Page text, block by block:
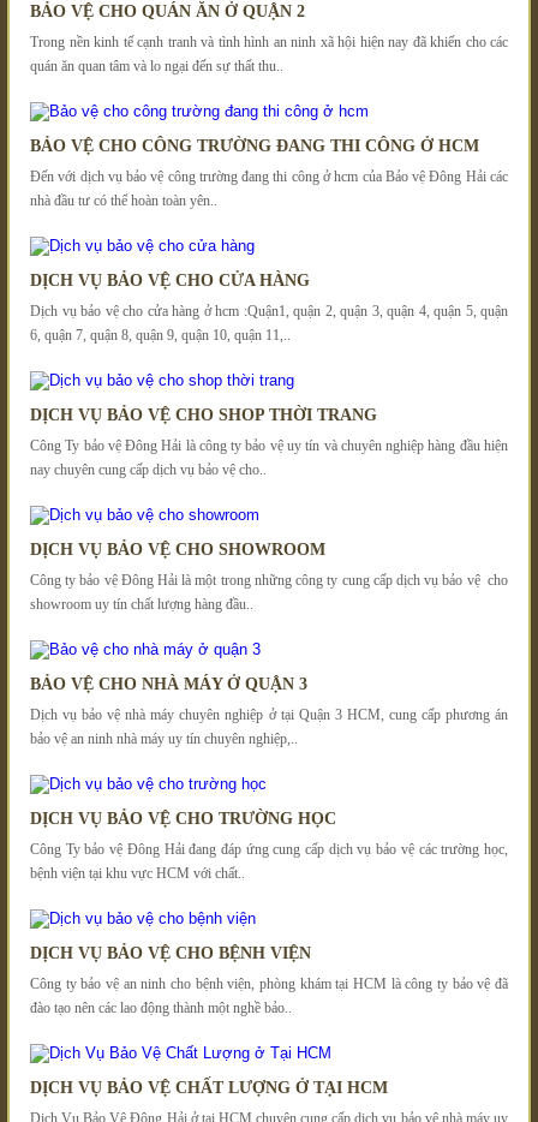
BẢO VỆ CHO QUÁN ĂN Ở QUẬN 2
Trong nền kinh tế cạnh tranh và tình hình an ninh xã hội hiện nay đã khiến cho các
quán ăn quan tâm và lo ngại đến sự thất thu..
BẢO VỆ CHO CÔNG TRƯỜNG ĐANG THI CÔNG Ở HCM
Đến với dịch vụ bảo vệ công trường đang thi công ở hcm của Bảo vệ Đông Hải các
nhà đầu tư có thể hoàn toàn yên..
DỊCH VỤ BẢO VỆ CHO CỬA HÀNG
Dịch vụ bảo vệ cho cửa hàng ở hcm :Quận1, quận 2, quận 3, quận 4, quận 5, quận
6, quận 7, quận 8, quận 9, quận 10, quận 11,..
DỊCH VỤ BẢO VỆ CHO SHOP THỜI TRANG
Công Ty bảo vệ Đông Hải là công ty bảo vệ uy tín và chuyên nghiệp hàng đầu hiện
nay chuyên cung cấp dịch vụ bảo vệ cho..
DỊCH VỤ BẢO VỆ CHO SHOWROOM
Công ty bảo vệ Đông Hải là một trong những công ty cung cấp dịch vụ bảo vệ cho
showroom uy tín chất lượng hàng đầu..
BẢO VỆ CHO NHÀ MÁY Ở QUẬN 3
Dịch vụ bảo vệ nhà máy chuyên nghiệp ở tại Quận 3 HCM, cung cấp phương án
bảo vệ an ninh nhà máy uy tín chuyên nghiệp,..
DỊCH VỤ BẢO VỆ CHO TRƯỜNG HỌC
Công Ty bảo vệ Đông Hải đang đáp ứng cung cấp dịch vụ bảo vệ các trường học,
bệnh viện tại khu vực HCM với chất..
DỊCH VỤ BẢO VỆ CHO BỆNH VIỆN
Công ty bảo vệ an ninh cho bệnh viện, phòng khám tại HCM là công ty bảo vệ đã
đào tạo nên các lao động thành một nghề bảo..
DỊCH VỤ BẢO VỆ CHẤT LƯỢNG Ở TẠI HCM
Dịch Vụ Bảo Vệ Đông Hải ở tại HCM chuyên cung cấp dịch vụ bảo vệ nhà máy uy